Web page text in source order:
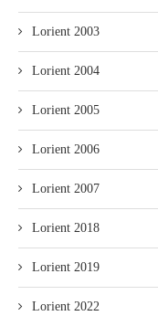
Lorient 2003
Lorient 2004
Lorient 2005
Lorient 2006
Lorient 2007
Lorient 2018
Lorient 2019
Lorient 2022